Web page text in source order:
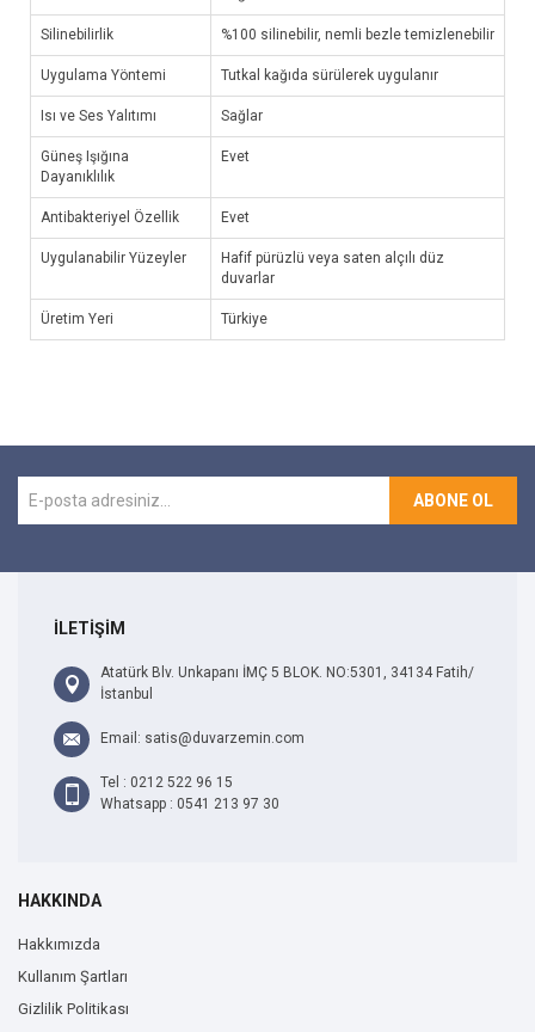
Silinebilirlik %100 silinebilir, nemli bezle temizlenebilir
Uygulama Yöntemi Tutkal kağıda sürülerek uygulanır
Isı ve Ses Yalıtımı Sağlar
Güneş Işığına
Dayanıklılık
Evet
Antibakteriyel Özellik Evet
Uygulanabilir Yüzeyler
Hafif pürüzlü veya saten alçılı düz
duvarlar
Üretim Yeri Türkiye
ABONE OL
İLETİŞİM
Atatürk Blv. Unkapanı İMÇ 5 BLOK. NO:5301, 34134 Fatih/
İstanbul
Email: satis@duvarzemin.com
Tel : 0212 522 96 15
Whatsapp : 0541 213 97 30
HAKKINDA
Hakkımızda
Kullanım Şartları
Gizlilik Politikası